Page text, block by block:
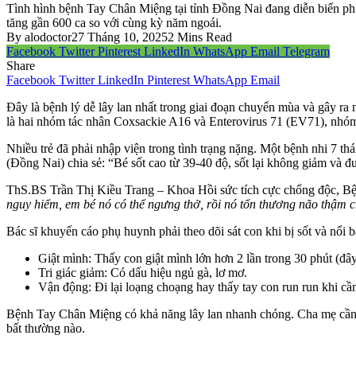
Tình hình bệnh Tay Chân Miệng tại tỉnh Đồng Nai đang diễn biến
tăng gần 600 ca so với cùng kỳ năm ngoái.
By alodoctor27 Tháng 10, 20252 Mins Read
Facebook Twitter Pinterest LinkedIn WhatsApp Email Telegram
Share
Facebook Twitter LinkedIn Pinterest WhatsApp Email
Đây là bệnh lý dễ lây lan nhất trong giai đoạn chuyển mùa và gây
là hai nhóm tác nhân Coxsackie A16 và Enterovirus 71 (EV71),
Nhiều trẻ đã phải nhập viện trong tình trạng nặng. Một bệnh nhi 7
(Đồng Nai) chia sẻ: “Bé sốt cao từ 39-40 độ, sốt lại không giảm và
ThS.BS Trần Thị Kiều Trang – Khoa Hồi sức tích cực chống độc,
nguy hiểm, em bé nó có thể ngưng thở, rồi nó tổn thương não thậm
Bác sĩ khuyến cáo phụ huynh phải theo dõi sát con khi bị sốt và nổi
Giật mình: Thấy con giật mình lớn hơn 2 lần trong 30 phút
Tri giác giảm: Có dấu hiệu ngủ gà, lơ mơ.
Vận động: Đi lại loạng choạng hay thấy tay con run run khi
Bệnh Tay Chân Miệng có khả năng lây lan nhanh chóng. Cha mẹ
bất thường nào.